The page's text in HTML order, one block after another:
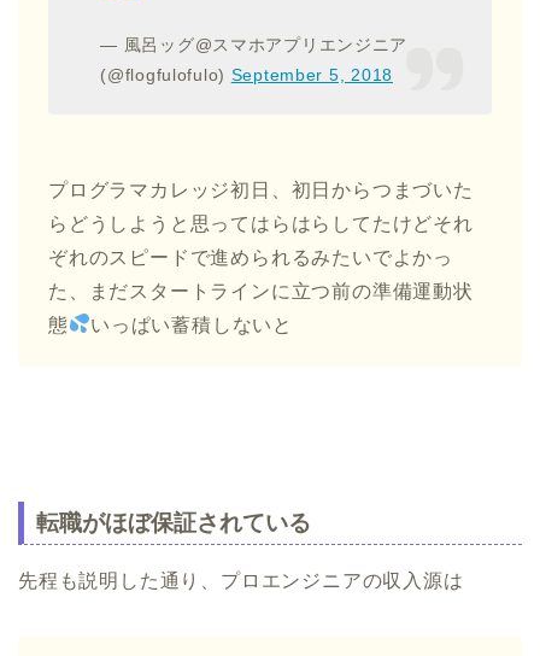
— 風呂ッグ@スマホアプリエンジニア
(@flogfulofulo) September 5, 2018
プログラマカレッジ初日、初日からつまづいた
らどうしようと思ってはらはらしてたけどそれ
ぞれのスピードで進められるみたいでよかっ
た、まだスタートラインに立つ前の準備運動状
態
いっぱい蓄積しないと
転職がほぼ保証されている
先程も説明した通り、プロエンジニアの収入源は